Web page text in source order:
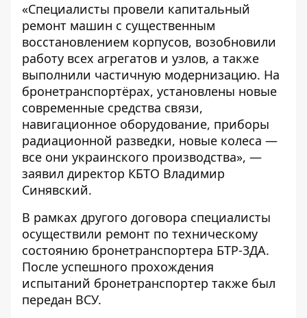
«Специалисты провели капитальный
ремонт машин с существенным
восстановлением корпусов, возобновили
работу всех агрегатов и узлов, а также
выполнили частичную модернизацию. На
бронетранспортёрах, установлены новые
современные средства связи,
навигационное оборудование, приборы
радиационной разведки, новые колеса —
все они украинского производства», —
заявил директор КБТО Владимир
Синявский.
В рамках другого договора специалисты
осуществили ремонт по техническому
состоянию бронетранспортера БТР-3ДА.
После успешного прохождения
испытаний бронетранспортер также был
передан ВСУ.